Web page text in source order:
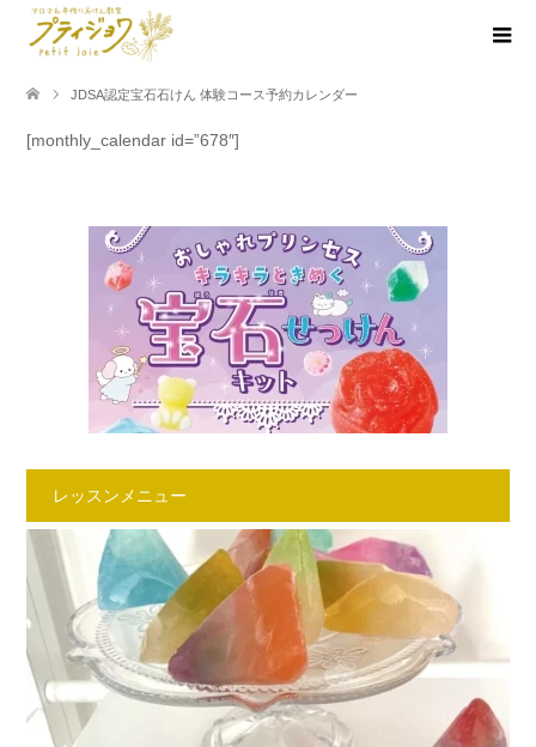
JDSA認定宝石石けん 体験コース予約カレンダー
[monthly_calendar id=”678″]
レッスンメニュー